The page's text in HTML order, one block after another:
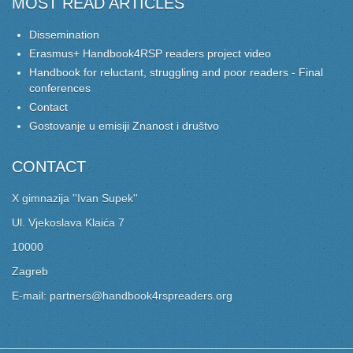
Dissemination
Erasmus+ Handbook4RSP readers project video
Handbook for reluctant, struggling and poor readers - Final
conferences
Contact
Gostovanje u emisiji Znanost i društvo
CONTACT
X gimnazija ''Ivan Supek''
Ul. Vjekoslava Klaića 7
10000
Zagreb
E-mail: partners@handbook4rspreaders.org